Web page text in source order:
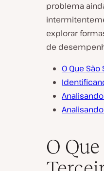
problema
explorar
de
O Que
O